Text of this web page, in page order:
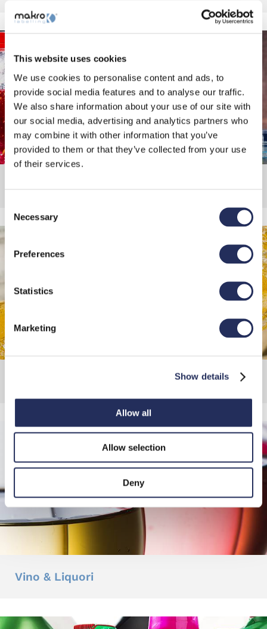
This website uses cookies
We use cookies to personalise content and ads, to
provide social media features and to analyse our traffic.
We also share information about your use of our site with
our social media, advertising and analytics partners who
may combine it with other information that you’ve
provided to them or that they’ve collected from your use
of their services.
Selection
Necessary
Preferences
Statistics
Marketing
Show details
Allow all
Allow selection
Deny
Vino & Liquori